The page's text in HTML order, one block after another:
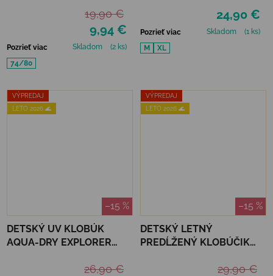
9,94 €
19,90 €
Pozrieť viac Skladom
(2 ks)
74/80
24,90 €
Pozrieť viac Skladom
(1 ks)
M
XL
VÝPREDAJ
LETO 2026 🌊
–15 %
DETSKÝ UV KLOBÚK
AQUA-DRY EXPLORER
26,90 €
VÝPREDAJ
LETO 2026 🌊
–15 %
DETSKÝ LETNÝ
PREDĹŽENÝ KLOBÚČIK
29,90 €